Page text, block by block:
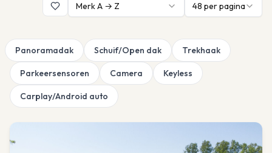
Merk A → Z
48 per pagina
Panoramadak Schuif/Open dak Trekhaak
Parkeersensoren Camera Keyless
Carplay/Android auto